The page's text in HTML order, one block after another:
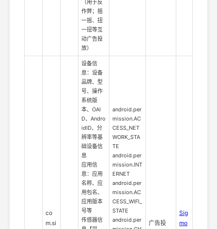
（用于反
作弊；摇
一摇、扭
一扭等互
动广告投
放）
co
m.si
设备信
息：设备
品牌、型
号、操作
系统版
本、OAI
D、Andro
idID、分
辨率等基
础设备信
息
应用信
息：应用
名称、应
用包名、
应用版本
号等
传感器信
android.per
mission.AC
CESS_NET
WORK_STA
TE
android.per
mission.INT
ERNET
android.per
mission.AC
CESS_WIFI_
STATE
android.per
广告投
Sig
mo